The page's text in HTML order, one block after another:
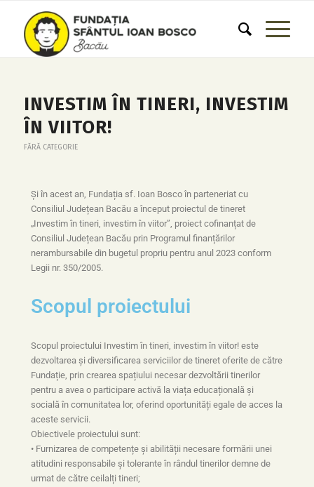
INVESTIM ÎN TINERI, INVESTIM
ÎN VIITOR!
FĂRĂ CATEGORIE
Și în acest an, Fundația sf. Ioan Bosco în parteneriat cu
Consiliul Județean Bacău a început proiectul de tineret
„Investim în tineri, investim în viitor”, proiect cofinanțat de
Consiliul Județean Bacău prin Programul finanțărilor
nerambursabile din bugetul propriu pentru anul 2023 conform
Legii nr. 350/2005.
Scopul proiectului
Scopul proiectului Investim în tineri, investim în viitor! este
dezvoltarea și diversificarea serviciilor de tineret oferite de către
Fundație, prin crearea spațiului necesar dezvoltării tinerilor
pentru a avea o participare activă la viața educațională și
socială în comunitatea lor, oferind oportunități egale de acces la
aceste servicii.
Obiectivele proiectului sunt:
• Furnizarea de competențe și abilității necesare formării unei
atitudini responsabile și tolerante în rândul tinerilor demne de
urmat de către ceilalți tineri;